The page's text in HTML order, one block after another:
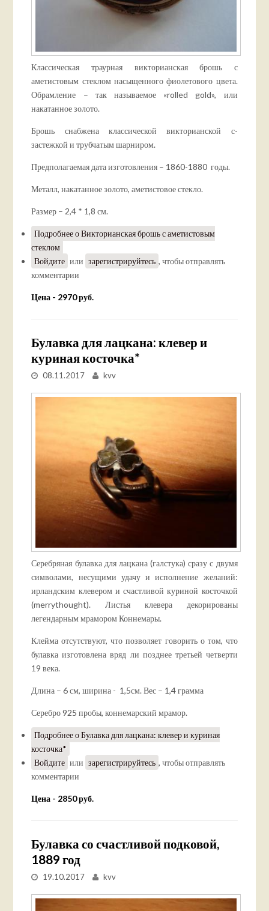
Классическая траурная викторианская брошь с
аметистовым стеклом насыщенного фиолетового цвета.
Обрамление – так называемое «rolled gold», или
накатанное золото.
Брошь снабжена классической викторианской с-
застежкой и трубчатым шарниром.
Предполагаемая дата изготовления – 1860-1880 годы.
Металл, накатанное золото, аметистовое стекло.
Размер – 2,4 * 1,8 см.
Подробнеео Викторианская брошь с аметистовым
стеклом
Войдите или зарегистрируйтесь , чтобы отправлять
комментарии
Цена - 2970 руб.
Булавка для лацкана: клевер и
куриная косточка*
08.11.2017 kvv
Серебряная булавка для лацкана (галстука) сразу с двумя
символами, несущими удачу и исполнение желаний:
ирландским клевером и счастливой куриной косточкой
(merrythought). Листья клевера декорированы
легендарным мрамором Коннемары.
Клейма отсутствуют, что позволяет говорить о том, что
булавка изготовлена вряд ли позднее третьей четверти
19 века.
Длина – 6 см, ширина - 1,5см. Вес – 1,4 грамма
Серебро 925 пробы, коннемарский мрамор.
Подробнеео Булавка для лацкана: клевер и куриная
косточка*
Войдите или зарегистрируйтесь , чтобы отправлять
комментарии
Цена - 2850 руб.
Булавка со счастливой подковой,
1889 год
19.10.2017 kvv